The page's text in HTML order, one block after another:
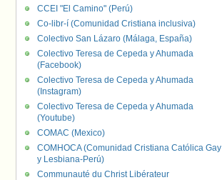
CCEI "El Camino" (Perú)
Co-libr-í (Comunidad Cristiana inclusiva)
Colectivo San Lázaro (Málaga, España)
Colectivo Teresa de Cepeda y Ahumada
(Facebook)
Colectivo Teresa de Cepeda y Ahumada
(Instagram)
Colectivo Teresa de Cepeda y Ahumada
(Youtube)
COMAC (Mexico)
COMHOCA (Comunidad Cristiana Católica Gay
y Lesbiana-Perú)
Communauté du Christ Libérateur